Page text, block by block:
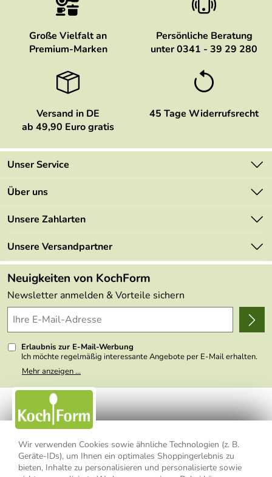
Wir verwenden Cookies sowie ähnliche Technologien (z. B.
Geräte-IDs), um Ihnen ein optimales Shoppingerlebnis zu
bieten, Inhalte zu personalisieren und personalisierte sowie
Große Vielfalt an
Premium-Marken
Persönliche Beratung
unter 0341 - 39 29 280
Versand in DE
ab 49,90 Euro gratis
45 Tage Widerrufsrecht
Unser Service
Kontakt
Mehrwertsteuerfrei
Retourenportal
FAQs
Lieferbedingungen
Delivery Terms
Kundenlogin
Über uns
Marken
Angebote
Made in Germany
Themen
Wir über uns
Presse
Unsere Zahlarten
Unsere Versandpartner
Neuigkeiten von KochForm
Newsletter anmelden & Vorteile sichern
Erlaubnis zur E-Mail-Werbung
Ich möchte regelmäßig interessante Angebote per E-Mail erhalten.
Meine E-Mail-Adresse wird nicht an andere Unternehmen
weitergegeben. Zu statistischen Zwecken wird in anonymer Form
nicht erkennbar, welche konkrete Person geklickt hat. Diese
Einwilligung zur Nutzung meiner E-Mail- Adresse für Werbezwecke
kann ich jederzeit mit Wirkung für die Zukunft widerrufen, indem ich
den Link "Abmelden" am Ende des Newsletters anklicke oder die
Option Newsletter im Mitgliederbereich deaktiviere. Die
Datenschutzerklärung
habe ich zur Kenntnis genommen.
Mehr anzeigen ...
Impressum Datenschutzerklärung AGB